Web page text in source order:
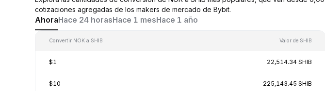
cotizaciones agregadas de los makers de mercado de Bybit.
AhoraHace 24 horasHace 1 mesHace 1 año
Convertir NOK a SHIB Valor de SHIB
$1 22,514.34 SHIB
$10 225,143.45 SHIB